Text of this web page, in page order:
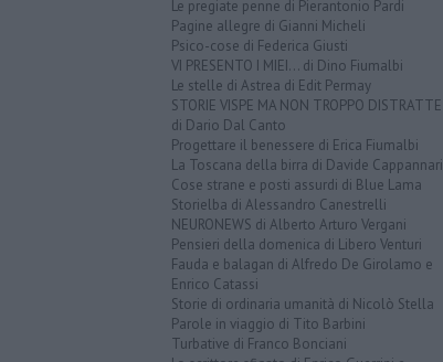
Le pregiate penne di Pierantonio Pardi
Pagine allegre di Gianni Micheli
Psico-cose di Federica Giusti
VI PRESENTO I MIEI... di Dino Fiumalbi
Le stelle di Astrea di Edit Permay
STORIE VISPE MA NON TROPPO DISTRATTE
di Dario Dal Canto
Progettare il benessere di Erica Fiumalbi
La Toscana della birra di Davide Cappannari
Cose strane e posti assurdi di Blue Lama
Storielba di Alessandro Canestrelli
NEURONEWS di Alberto Arturo Vergani
Pensieri della domenica di Libero Venturi
Fauda e balagan di Alfredo De Girolamo e
Enrico Catassi
Storie di ordinaria umanità di Nicolò Stella
Parole in viaggio di Tito Barbini
Turbative di Franco Bonciani